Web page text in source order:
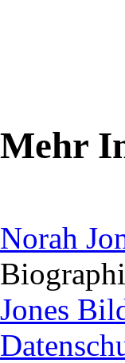
Mehr
Norah
Jones